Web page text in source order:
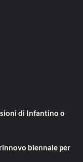
di Infantino o
biennale per